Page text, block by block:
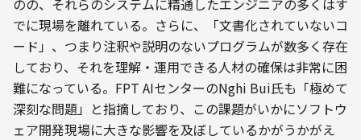
でに現場を離れている。さらに、「文書化されていないコ
ード」、つまり注釈や説明のないプログラムが数多く存在
しており、それを理解・運用できる人材の確保は非常に困
難になっている。FPT AIセンターのNghi Bui氏も「極めて
深刻な問題」と指摘しており、この課題がいかにソフトウ
ェア開発現場に大きな影響を及ぼしているかがうかがえ